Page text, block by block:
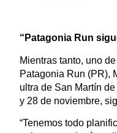
“Patagonia Run
Mientras tanto, uno
Patagonia Run (PR),
ultra de San Martín
y 28 de noviembre,
“Tenemos todo